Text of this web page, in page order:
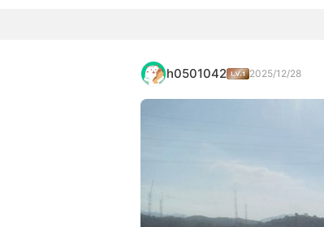
h0501042 2025/12/28